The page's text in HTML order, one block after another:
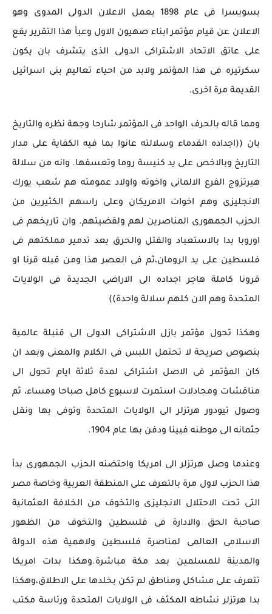
بسويسرا فى عام 1898 بعمل الاعلان الدولى المدوى وهو
الاعلان عن قيام مؤتمر ابناء صهيون الاول وعبأ هذا التقرير يقع
على عاتق الاتحاد الاشتراكى الدولى الذى يتشرف بان يكون
سكرتيره فى هذا المؤتمر ولابد من احياء تعاليم بنى اسرائيل
القديمة مرة اخرى.
ومما قاله بالحرف الواحد فى المؤتمر شارحا وجهة نظره والتاريخ
بان ((اجداده القدماء وسلالته عانوا بما فيه الكفاية على مدار
التاريخ وبالاخص على يد كنيسة روما وتعسفها. وانه من سلالة
هيرتزوج الفرع الالمانى واخوته واولاد عمومته هم شعب يورك
الانجليزى وهم اخوات الامريكان وعلى راسهم الكثيرين من
الحزب الجمهورى المناصرين لهم ولقضيتهم. وان تاريخهم فى
اوروبا بدا بالاستعباد والقتل والحرق بعد تدمير مملكتهم فى
فلسطين على يد الرومان،ثم فى العصر هذا ومن قبله قرنا او
قرونا كاملة هاجر اجداده الى الاراضى الجديدة فى الولايات
المتحدة وهم الان كلهم سلالة واحدة))
وهكذا تحول مؤتمر بازل الاشتراكى الدولى الى قنبلة عالمية
بنصوص صريحة لا تحتمل اللبس فى الكلام والمعنى وبعد ان
كان المؤتمر فى الاصل اشتراكى لمدة ثلاثة ايام تحول الى
مناقشات ومجادلات استمرت لاسبوع كامل صباحا ومساء، ثم
وصول تيودور هرتزلر الى الولايات المتحدة وتوفى بها ونقل
جثمانه الى موطنه فيينا ودفن بها عام 1904.
وعندما وصل هرتزلر الى امريكا واحتضنه الحزب الجمهورى بدأ
هذا الحزب لاول مرة بالتعرف على المنطقة العربية وخاصة مصر
التى تحت الاحتلال الانجليزى والتخوف من الخلافة العثمانية
صاحبة الحق والادارة فى فلسطين والتخوف من الظهور
الاسلامى العالمى لمناصرة فلسطين ولاهمية هذه الدولة
والمدينة للمسلمين بعد مكة مباشرة.وهكذا بدات امريكا
تتعرف على مشاكل ومناطق لم تكن بخلدها على الاطلاق،وهكذا
بدا هرتزلر نشاطه المكثف فى الولايات المتحدة ورئاسة مكتب